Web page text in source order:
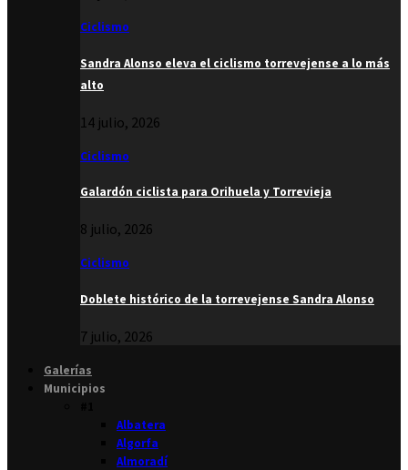
Ciclismo
Sandra Alonso eleva el ciclismo torrevejense a lo más
alto
14 julio, 2026
Ciclismo
Galardón ciclista para Orihuela y Torrevieja
8 julio, 2026
Ciclismo
Doblete histórico de la torrevejense Sandra Alonso
7 julio, 2026
Galerías
Municipios
Albatera
Algorfa
Almoradí